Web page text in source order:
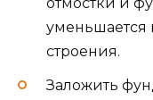
уменьшается
строения.
Заложить